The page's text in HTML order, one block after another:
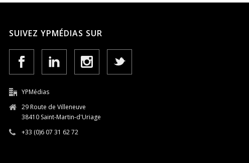
SUIVEZ YPMÉDIAS SUR
YPMédias
29 Route de Villeneuve
38410 Saint-Martin-d'Uriage
+33 (0)6 07 31 62 72